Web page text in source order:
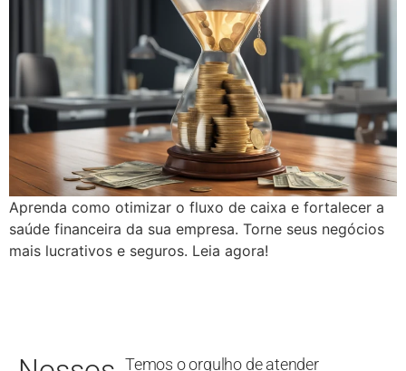
Aprenda como otimizar o fluxo de caixa e fortalecer a
saúde financeira da sua empresa. Torne seus negócios
mais lucrativos e seguros. Leia agora!
Temos o orgulho de atender